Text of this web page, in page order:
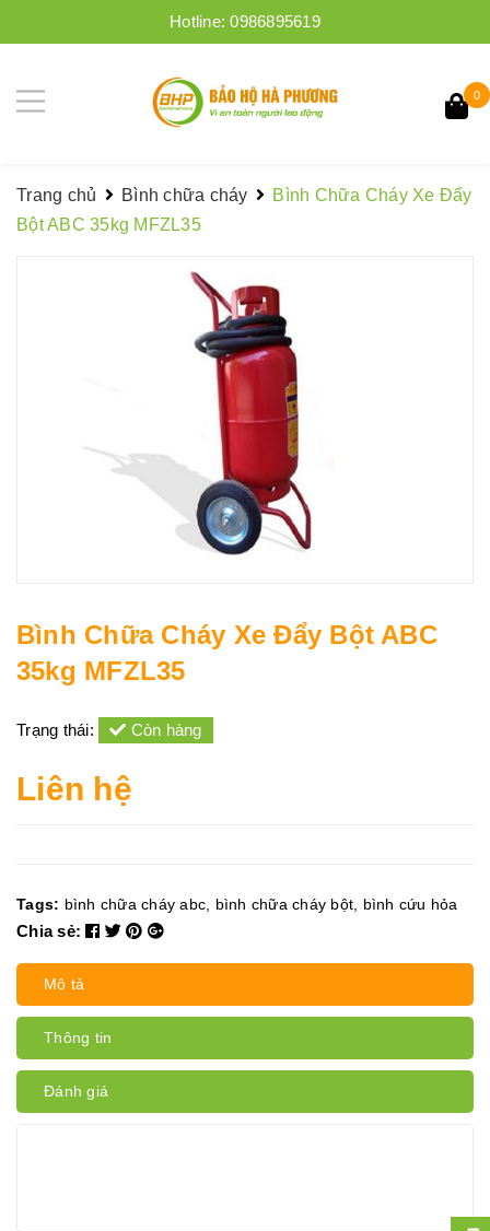
Hotline:0986895619
0
Trang chủ Bình chữa cháy
Bình Chữa Cháy Xe Đẩy
Bột ABC 35kg MFZL35
Bình Chữa Cháy Xe Đẩy Bột ABC
35kg MFZL35
Trạng thái: Còn hàng
Liên hệ
Tags: bình chữa cháy abc bình chữa cháy bột bình cứu hỏa
Chia sẻ:
Mô tả
Thông tin
Đánh giá